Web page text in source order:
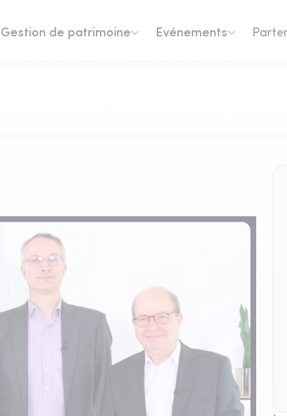
Gestion de patrimoine Evénements